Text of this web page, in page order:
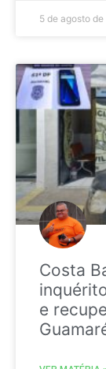
5 de agosto
Costa
e